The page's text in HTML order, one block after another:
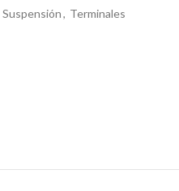
Suspensión, Terminales